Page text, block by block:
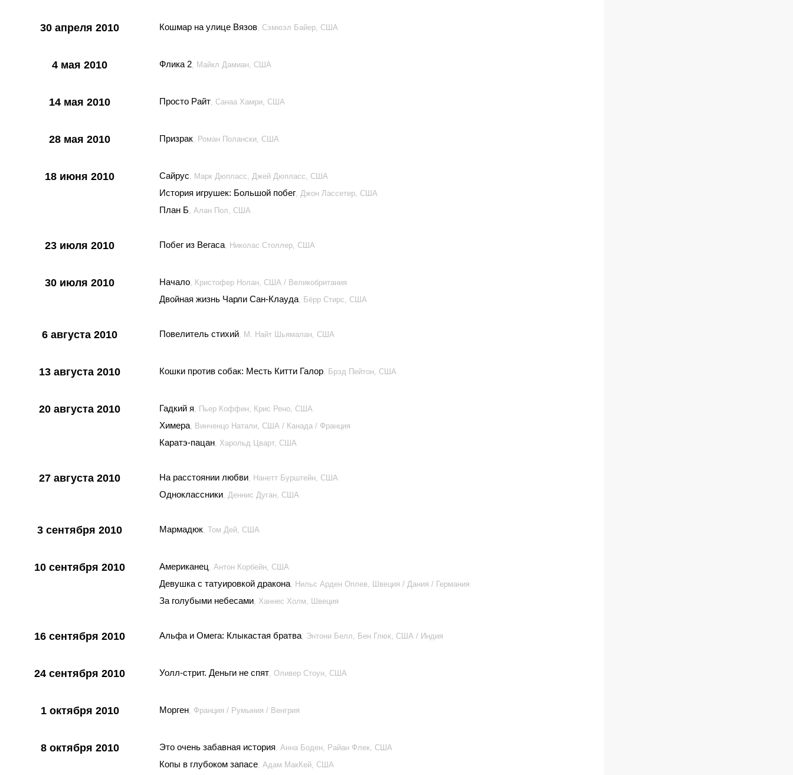
30 апреля 2010 Кошмар на улице Вязов, Сэмюэл Байер, США
4 мая 2010 Флика 2, Майкл Дамиан, США
14 мая 2010 Просто Райт, Санаа Хамри, США
28 мая 2010 Призрак, Роман Полански, США
18 июня 2010 Сайрус, Марк Дюпласс, Джей Дюпласс, США
История игрушек: Большой побег, Джон Лассетер, США
План Б, Алан Пол, США
23 июля 2010 Побег из Вегаса, Николас Столлер, США
30 июля 2010 Начало, Кристофер Нолан, США / Великобритания
Двойная жизнь Чарли Сан-Клауда, Бёрр Стирс, США
6 августа 2010 Повелитель стихий, М. Найт Шьямалан, США
13 августа 2010 Кошки против собак: Месть Китти Галор, Брэд Пейтон, США
20 августа 2010 Гадкий я, Пьер Коффин, Крис Рено, США
Химера, Винченцо Натали, США / Канада / Франция
Каратэ-пацан, Харольд Цварт, США
27 августа 2010 На расстоянии любви, Нанетт Бурштейн, США
Одноклассники, Деннис Дуган, США
3 сентября 2010 Мармадюк, Том Дей, США
10 сентября 2010 Американец, Антон Корбейн, США
Девушка с татуировкой дракона, Нильс Арден Оплев, Швеция / Дания / Германия
За голубыми небесами, Ханнес Холм, Швеция
16 сентября 2010 Альфа и Омега: Клыкастая братва, Энтони Белл, Бен Глюк, США / Индия
24 сентября 2010 Уолл-стрит. Деньги не спят, Оливер Стоун, США
1 октября 2010 Морген, Франция / Румыния / Венгрия
8 октября 2010 Это очень забавная история, Анна Боден, Райан Флек, США
Копы в глубоком запасе, Адам МакКей, США